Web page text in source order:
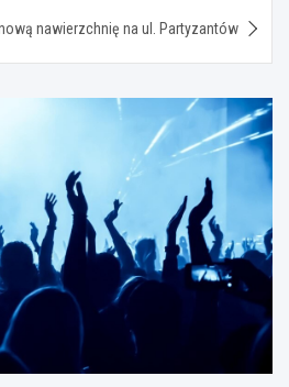
nawierzchnię na ul. Partyzantów